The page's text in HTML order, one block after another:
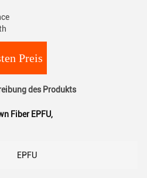
Preis
des Produkts
Fiber EPFU,
EPFU